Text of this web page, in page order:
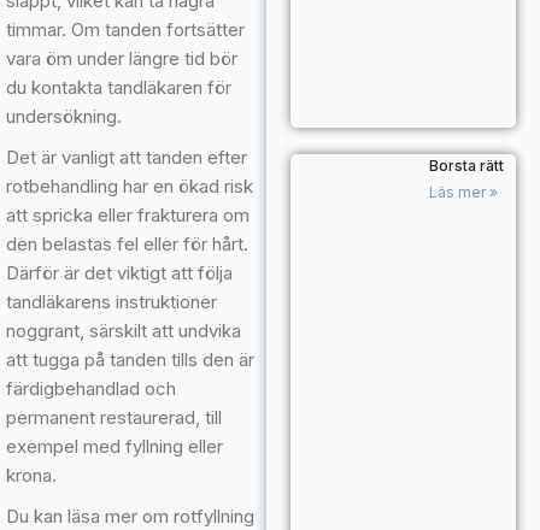
timmar. Om tanden fortsätter
vara öm under längre tid bör
du kontakta tandläkaren för
undersökning.
Det är vanligt att tanden efter
rotbehandling har en ökad risk
att spricka eller frakturera om
den belastas fel eller för hårt.
Därför är det viktigt att följa
tandläkarens instruktioner
noggrant, särskilt att undvika
att tugga på tanden tills den är
färdigbehandlad och
permanent restaurerad, till
exempel med fyllning eller
krona.
Du kan läsa mer om rotfyllning
Borsta rätt
Läs mer »